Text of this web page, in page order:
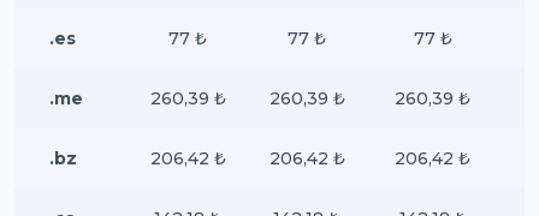
.es 77 ₺ 77 ₺ 77 ₺
.me 260,39 ₺ 260,39 ₺ 260,39 ₺
.bz 206,42 ₺ 206,42 ₺ 206,42 ₺